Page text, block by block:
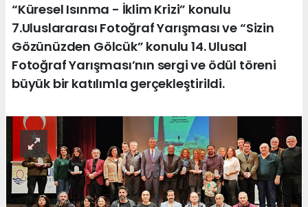
“Küresel Isınma - İklim Krizi” konulu
7.Uluslararası Fotoğraf Yarışması ve “Sizin
Gözünüzden Gölcük” konulu 14. Ulusal
Fotoğraf Yarışması’nın sergi ve ödül töreni
büyük bir katılımla gerçekleştirildi.